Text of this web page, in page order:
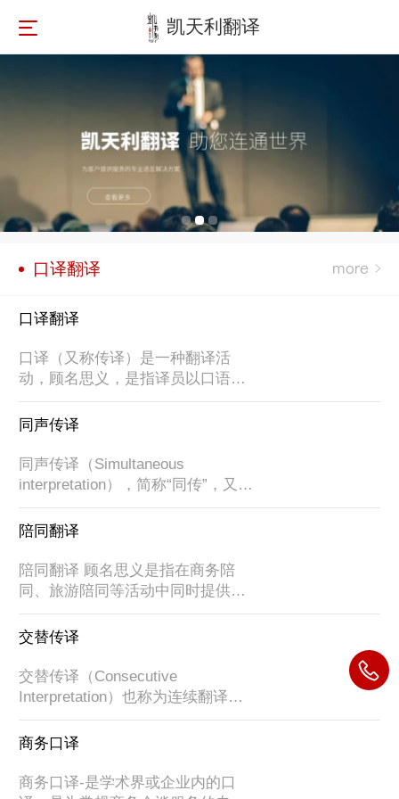
凯天利翻译
口译翻译
口译翻译
口译（又称传译）是一种翻译活
动，顾名思义，是指译员以口语的
方式，将译入语言转换为译出语
言。口译依进行的方式，可分为同
1、同声传译        **国际大型会
议、高峰论坛、政府组织的正式会
2、交替传译        包括更正式的中
型会议、技术交流、商务谈判或更
高级别的学术会议等。        交替传
译是...
同声传译
同声传译（Simultaneous
interpretation），简称“同传”，又称
“同声翻译”、“同步口译”，是指译员
在不打断讲话者讲话的情况下，不
译方式，同声传译员通过专用的设
备提供即时的翻译，这种方式适用
由两名到三名译员轮换进行。
同声传译作为一种翻译方式，其**
特点在于效率高，原文与译文翻译
的平均间隔时间是三...
陪同翻译
陪同翻译 顾名思义是指在商务陪
同、旅游陪同等活动中同时提供口
译工作的专业人员。它涉及外语导
游、购物陪同、旅游口译、商务口
译的难度和要求相对较低。属于翻
译的一种，行业内按照级别分陪同
译等都属于同声传译或交替传译
（统称口译服务-与笔译相对）；陪
同翻译大概是指陪同一位或两位客
交替传译
交替传译（Consecutive
Interpretation）也称为连续翻译或
即席翻译，指的是译员在讲话人用
原语讲完一部分或全部讲完以后，
情感，以口头的形式，重新表述给
商务口译
商务口译-是学术界或企业内的口